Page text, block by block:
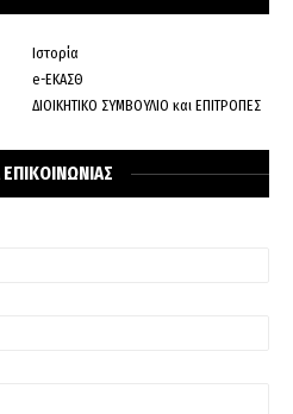
Ιστορία
e-ΕΚΑΣΘ
ΔΙΟΙΚΗΤΙΚΟ ΣΥΜΒΟΥΛΙΟ και ΕΠΙΤΡΟΠΕΣ